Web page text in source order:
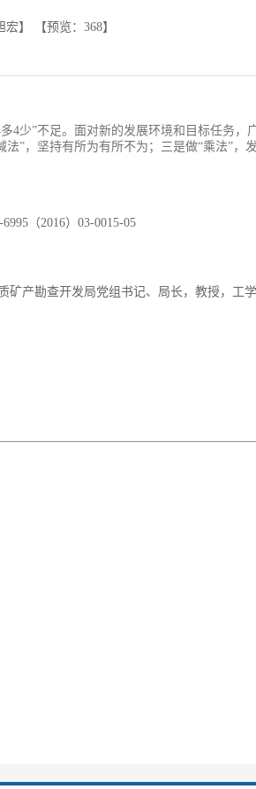
】 【预览： 368】
4少”不足。面对新的发展环境和目标任务，
”，坚持有所为有所不为；三是做“乘法”，
6995（2016）03-0015-05
矿产勘查开发局党组书记、局长，教授，工